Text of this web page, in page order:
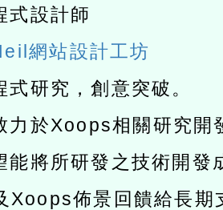
部國民及學前教
輔導計畫師資專業
育政策研討會「原
展」
育部國民及學前教
局辦理「115年
計畫－夢的N次
臺灣師範大學辦
中心115年度第2
國立成功大學辦
式設計師
網站設計工坊
式研究，創意突破。
力於Xoops相關研究開
能將所研發之技術開發
Xoops佈景回饋給長期